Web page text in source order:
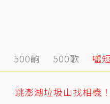
500齣 500歌 噓
跳澎湖垃圾山找相機